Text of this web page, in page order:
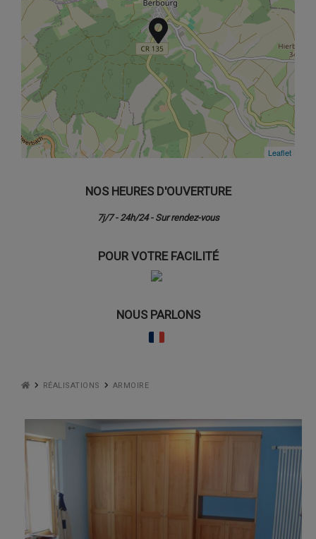
Leaflet
Leaflet
NOS HEURES D'OUVERTURE
7j/7 - 24h/24 - Sur rendez-vous
POUR VOTRE FACILITÉ
NOUS PARLONS
RÉALISATIONS ARMOIRE